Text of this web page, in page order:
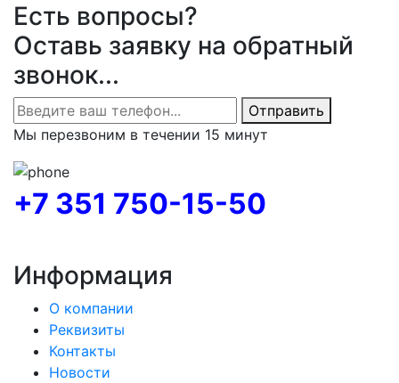
Есть вопросы?
Оставь заявку на обратный
звонок...
Отправить
Мы перезвоним в течении 15 минут
+7 351 750-15-50
Информация
О компании
Реквизиты
Контакты
Новости